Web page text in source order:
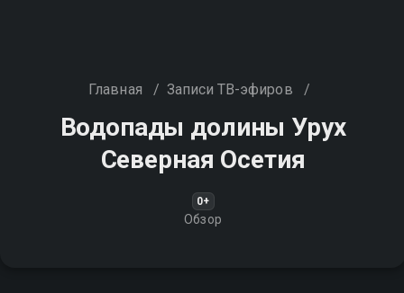
Главная / Записи ТВ-эфиров /
Водопады долины Урух
Северная Осетия
0+
Обзор